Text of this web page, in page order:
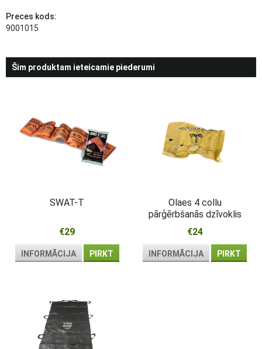
Preces kods:
9001015
Šim produktam ieteicamie piederumi
SWAT-T
€29
INFORMĀCIJA PIRKT
Olaes 4 collu
pārģērbšanās dzīvoklis
€24
INFORMĀCIJA PIRKT